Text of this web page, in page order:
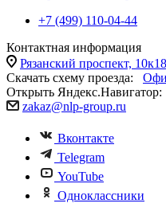
+7 (499) 110-04-44
Контактная информация
Рязанский проспект,
Скачать схему проезда:
Открыть Яндекс.Навигатор:
zakaz@nlp-group.ru
Вконтакте
Telegram
YouTube
Одноклассники